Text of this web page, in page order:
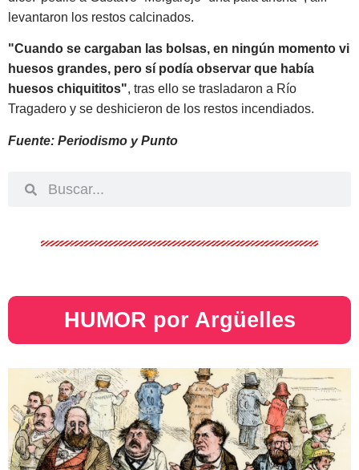
levantaron los restos calcinados.
"Cuando se cargaban las bolsas, en ningún momento vi
huesos grandes, pero sí podía observar que había
huesos chiquititos", tras ello se trasladaron a Río
Tragadero y se deshicieron de los restos incendiados.
Fuente: Periodismo y Punto
HUMOR por Argüelles​